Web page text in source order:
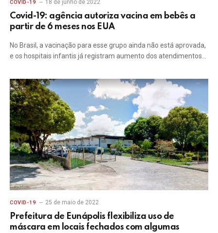
COVID-19 18 de junho de 2022
Covid-19: agência autoriza vacina em bebês a
partir de 6 meses nos EUA
No Brasil, a vacinação para esse grupo ainda não está aprovada,
e os hospitais infantis já registram aumento dos atendimentos…
COVID-19 25 de maio de 2022
Prefeitura de Eunápolis flexibiliza uso de
máscara em locais fechados com algumas